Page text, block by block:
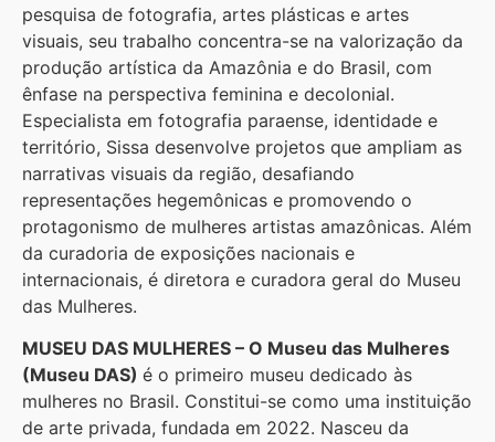
pesquisa de fotografia, artes plásticas e artes
visuais, seu trabalho concentra-se na valorização da
produção artística da Amazônia e do Brasil, com
ênfase na perspectiva feminina e decolonial.
Especialista em fotografia paraense, identidade e
território, Sissa desenvolve projetos que ampliam as
narrativas visuais da região, desafiando
representações hegemônicas e promovendo o
protagonismo de mulheres artistas amazônicas. Além
da curadoria de exposições nacionais e
internacionais, é diretora e curadora geral do Museu
das Mulheres.
MUSEU DAS MULHERES – O Museu das Mulheres
(Museu DAS) é o primeiro museu dedicado às
mulheres no Brasil. Constitui-se como uma instituição
de arte privada, fundada em 2022. Nasceu da